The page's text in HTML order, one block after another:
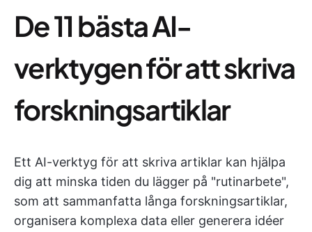
De 11 bästa AI-
verktygen för att skriva
forskningsartiklar
Ett AI-verktyg för att skriva artiklar kan hjälpa
dig att minska tiden du lägger på "rutinarbete",
som att sammanfatta långa forskningsartiklar,
organisera komplexa data eller generera idéer